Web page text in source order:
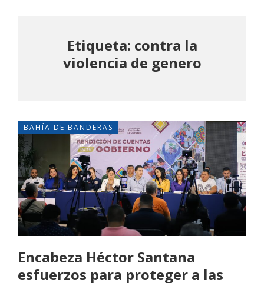
Etiqueta: contra la
violencia de genero
BAHÍA DE BANDERAS
Encabeza Héctor Santana
esfuerzos para proteger a las